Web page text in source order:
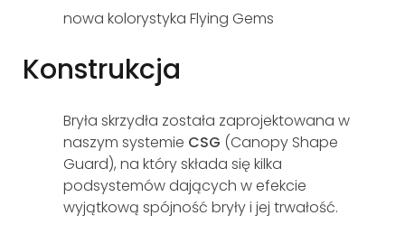
nowa kolorystyka Flying Gems
Konstrukcja
Bryła skrzydła została zaprojektowana w
naszym systemie CSG (Canopy Shape
Guard), na który składa się kilka
podsystemów dających w efekcie
wyjątkową spójność bryły i jej trwałość.